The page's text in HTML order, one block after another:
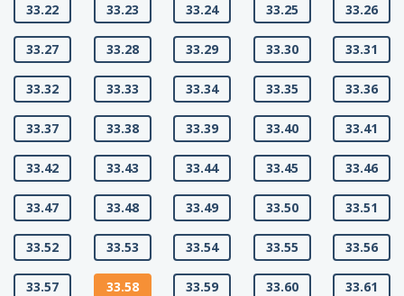
33.22 33.23 33.24 33.25 33.26
33.27 33.28 33.29 33.30 33.31
33.32 33.33 33.34 33.35 33.36
33.37 33.38 33.39 33.40 33.41
33.42 33.43 33.44 33.45 33.46
33.47 33.48 33.49 33.50 33.51
33.52 33.53 33.54 33.55 33.56
33.57 33.58 33.59 33.60 33.61